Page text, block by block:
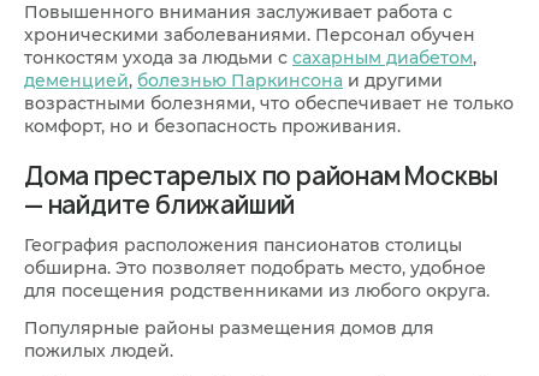
Повышенного внимания заслуживает работа с
хроническими заболеваниями. Персонал обучен
тонкостям ухода за людьми с сахарным диабетом,
деменцией, болезнью Паркинсона и другими
возрастными болезнями, что обеспечивает не только
комфорт, но и безопасность проживания.
Дома престарелых по районам Москвы
— найдите ближайший
География расположения пансионатов столицы
обширна. Это позволяет подобрать место, удобное
для посещения родственниками из любого округа.
Популярные районы размещения домов для
пожилых людей.